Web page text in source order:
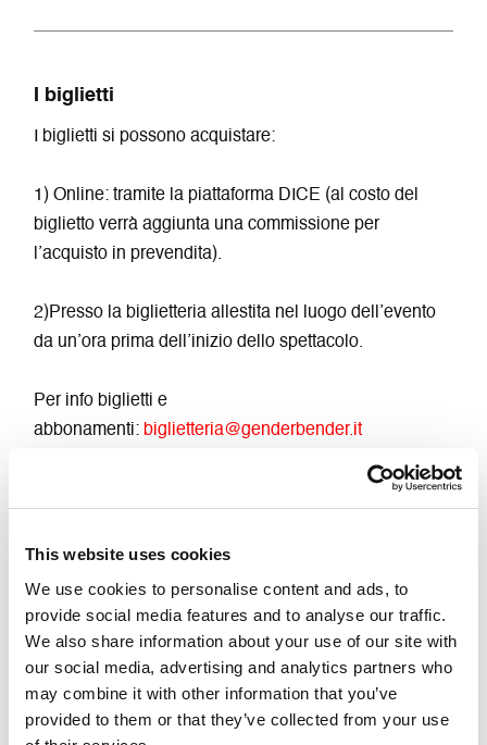
This website uses cookies
We use cookies to personalise content and ads, to
provide social media features and to analyse our traffic.
We also share information about your use of our site with
our social media, advertising and analytics partners who
may combine it with other information that you’ve
provided to them or that they’ve collected from your use
I biglietti
I biglietti si possono acquistare:
1) Online: tramite la piattaforma DICE (al costo del
biglietto verrà aggiunta una commissione per
l’acquisto in prevendita).
2)Presso la biglietteria allestita nel luogo dell’evento
da un’ora prima dell’inizio dello spettacolo.
Per info biglietti e
abbonamenti: biglietteria@genderbender.it
Acquista Abbonamento TUTTO CINEMA (14
appuntamenti da concordare per mail): 15€
consigliato l’uso della mascherina